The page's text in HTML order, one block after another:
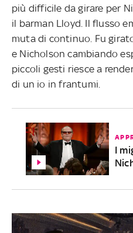
più difficile da girare per
il barman Lloyd. Il flusso
muta di continuo. Fu
e Nicholson cambiando
piccoli gesti riesce a
di un io in frantumi.
I